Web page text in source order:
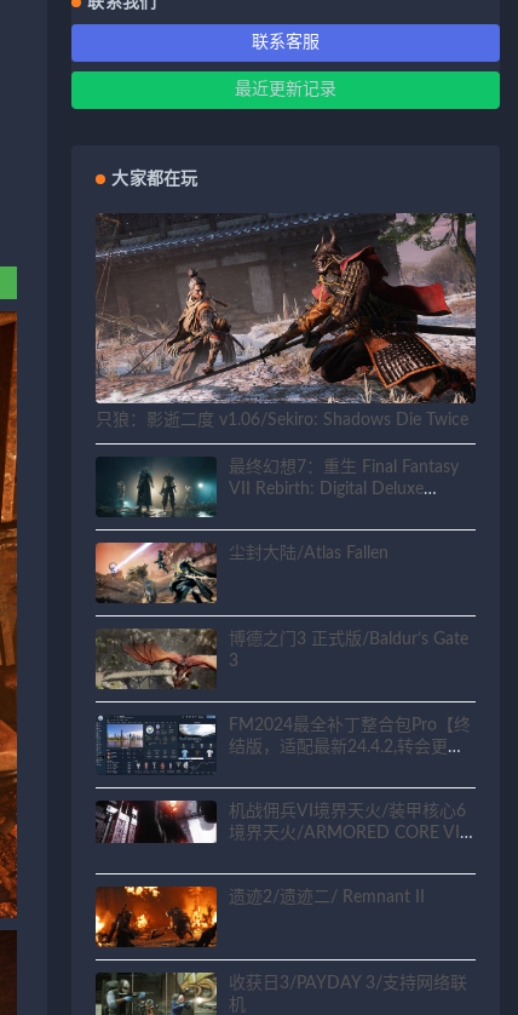
联系客服
最近更新记录
大家都在玩
只狼：影逝二度 v1.06/Sekiro: Shadows Die Twice
最终幻想7：重生 Final Fantasy
VII Rebirth: Digital Deluxe
尘封大陆/Atlas Fallen
博德之门3 正式版/Baldur’s Gate
3
FM2024最全补丁整合包Pro【终
结版，适配最新24.4.2,转会更新
机战佣兵VI境界天火/装甲核心6
境界天火/ARMORED CORE VI
遗迹2/遗迹二/ Remnant II
收获日3/PAYDAY 3/支持网络联
机